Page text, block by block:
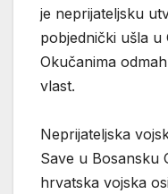
je neprijateljsku
pobjednički ušla
Okučanima
vlast.
Neprijateljska
Save u Bosansku
hrvatska vojska